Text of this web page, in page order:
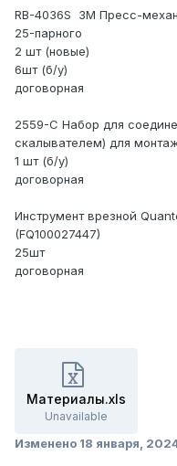
RB-4036S 3М Пресс-
25-парного
2 шт (новые)
6шт (б/у)
договорная
2559-С Набор для
скалывателем) для
1 шт (б/у)
договорная
Инструмент врезной
(FQ100027447)
25шт
договорная
Материалы.xls
Unavailable
Изменено 18 января,